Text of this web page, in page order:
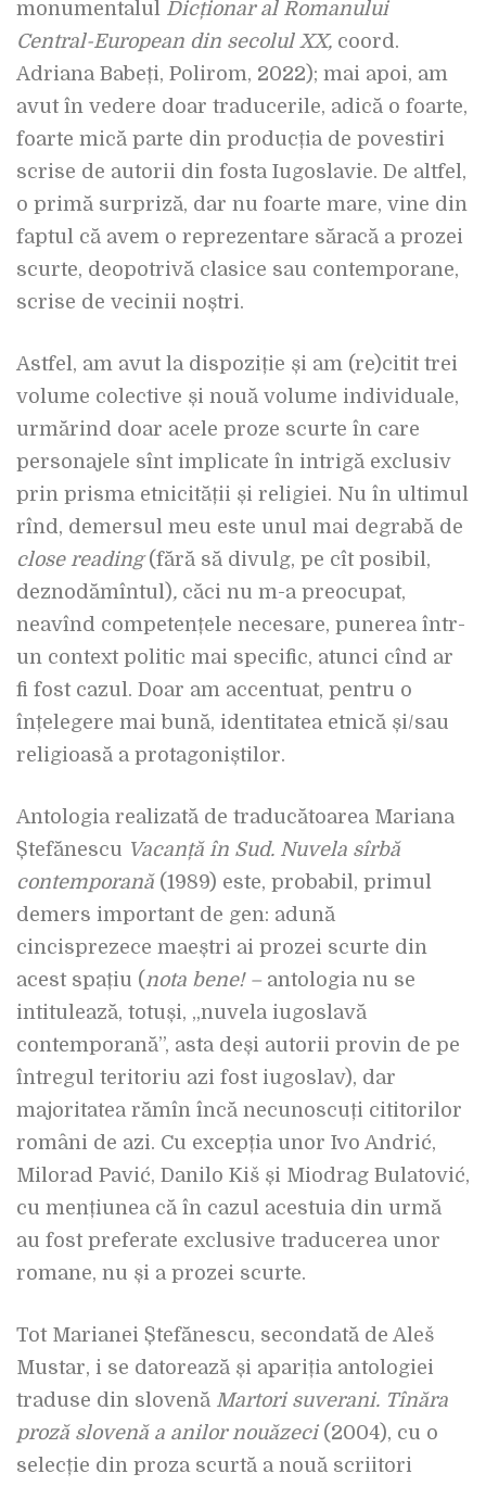
monumentalul Dicționar al Romanului
Central-European din secolul XX, coord.
Adriana Babeți, Polirom, 2022); mai apoi, am
avut în vedere doar traducerile, adică o foarte,
foarte mică parte din producția de povestiri
scrise de autorii din fosta Iugoslavie. De altfel,
o primă surpriză, dar nu foarte mare, vine din
faptul că avem o reprezentare săracă a prozei
scurte, deopotrivă clasice sau contemporane,
scrise de vecinii noștri.
Astfel, am avut la dispoziție și am (re)citit trei
volume colective și nouă volume individuale,
urmărind doar acele proze scurte în care
personajele sînt implicate în intrigă exclusiv
prin prisma etnicității și religiei. Nu în ultimul
rînd, demersul meu este unul mai degrabă de
close reading(fără să divulg, pe cît posibil,
deznodămîntul), căci nu m-a preocupat,
neavînd competențele necesare, punerea într-
un context politic mai specific, atunci cînd ar
fi fost cazul. Doar am accentuat, pentru o
înțelegere mai bună, identitatea etnică și/sau
religioasă a protagoniștilor.
Antologia realizată de traducătoarea Mariana
Ștefănescu Vacanță în Sud. Nuvela sîrbă
contemporană (1989) este, probabil, primul
demers important de gen: adună
cincisprezece maeștri ai prozei scurte din
acest spațiu (nota bene! –antologia nu se
intitulează, totuși, „nuvela iugoslavă
contemporană”, asta deși autorii provin de pe
întregul teritoriu azi fost iugoslav), dar
majoritatea rămîn încă necunoscuți cititorilor
români de azi. Cu excepția unor Ivo Andrić,
Milorad Pavić, Danilo Kiš și Miodrag Bulatović,
cu mențiunea că în cazul acestuia din urmă
au fost preferate exclusive traducerea unor
romane, nu și a prozei scurte.
Tot Marianei Ștefănescu, secondată de Aleš
Mustar, i se datorează și apariția antologiei
traduse din slovenă Martori suverani. Tînăra
proză slovenă a anilornouăzeci(2004), cu o
selecție din proza scurtă a nouă scriitori